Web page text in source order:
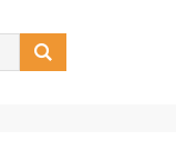
